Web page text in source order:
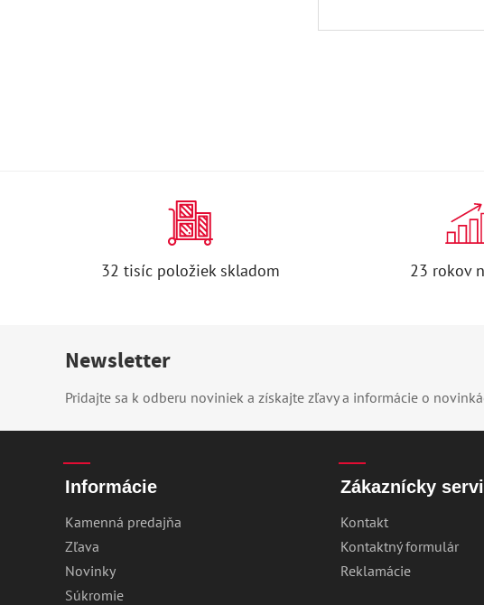
32 tisíc položiek skladom 23 rokov
Newsletter
Pridajte sa k odberu noviniek a získajte zľavy a informácie o
Informácie
Kamenná predajňa
Zľava
Novinky
Súkromie
Zákaznícky
Kontakt
Kontaktný formulár
Reklamácie